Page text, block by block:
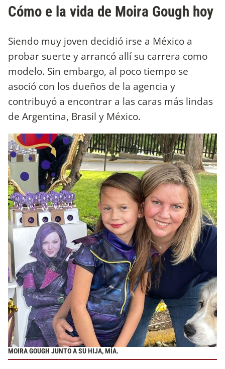
Cómo e la vida de Moira Gough hoy
Siendo muy joven decidió irse a México a
probar suerte y arrancó allí su carrera como
modelo. Sin embargo, al poco tiempo se
asoció con los dueños de la agencia y
contribuyó a encontrar a las caras más lindas
de Argentina, Brasil y México.
MOIRA GOUGH JUNTO A SU HIJA, MÍA.